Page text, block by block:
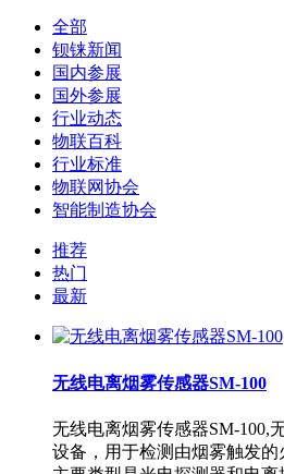
全部
钡铼新闻
国内参展
国外参展
行业动态
物联百科
行业标准
物联网协会
智能制造协会
推荐
热门
最新
无线电离烟雾传感器SM-100
无线电离烟雾传感器SM-100,
设备，用于检测由烟雾触发